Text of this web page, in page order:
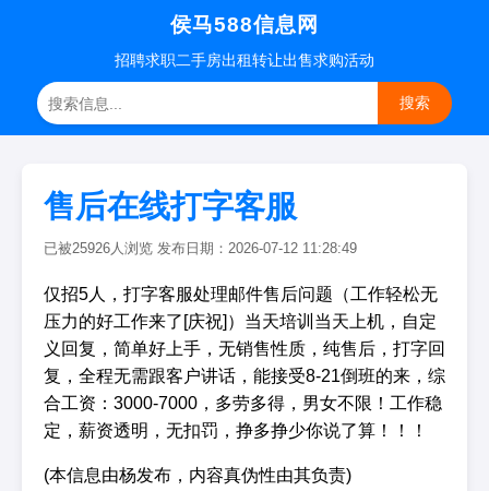
侯马588信息网
招聘求职二手房出租转让出售求购活动
搜索
售后在线打字客服
已被25926人浏览 发布日期：2026-07-12 11:28:49
仅招5人，打字客服处理邮件售后问题（工作轻松无
压力的好工作来了[庆祝]）当天培训当天上机，自定
义回复，简单好上手，无销售性质，纯售后，打字回
复，全程无需跟客户讲话，能接受8-21倒班的来，综
合工资：3000-7000，多劳多得，男女不限！工作稳
定，薪资透明，无扣罚，挣多挣少你说了算！！！
(本信息由杨发布，内容真伪性由其负责)